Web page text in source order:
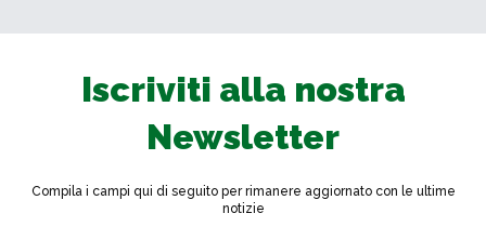
Iscriviti alla nostra
Newsletter
Compila i campi qui di seguito per rimanere aggiornato con le ultime
notizie